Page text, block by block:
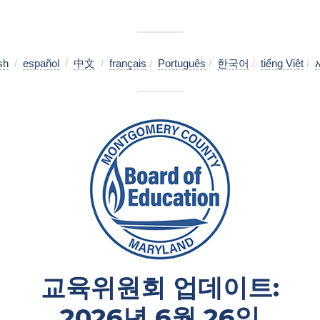
/ español/ 中文 / français / Português / 한국어 / tiếng Việt/
교육위원회 업데이트: